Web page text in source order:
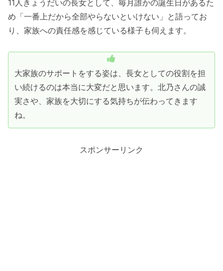
11人きょうだいの長女として、毎月誰かの誕生日があるた
め「一番上だから全部やらないといけない」と語ってお
り、家族への責任感を感じている様子も伺えます。
大家族のサポートをする姿は、長女としての役割を担
い続けるのは本当に大変だと思います。北乃さんの誠
実さや、家族を大切にする気持ちが伝わってきます
ね。
スポンサーリンク